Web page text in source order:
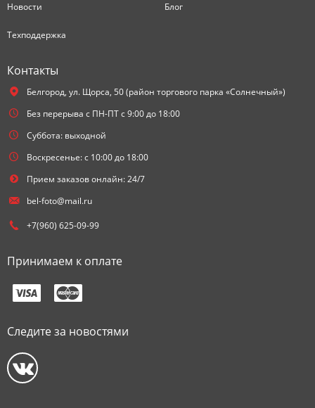
Новости Блог
Техподдержка
Контакты
Белгород, ул. Щорса, 50 (район торгового парка «Солнечный»)
Без перерыва с ПН-ПТ с 9:00 до 18:00
Суббота: выходной
Воскресенье: с 10:00 до 18:00
Прием заказов онлайн: 24/7
bel-foto@mail.ru
+7(960) 625-09-99
Принимаем к оплате
Следите за новостями